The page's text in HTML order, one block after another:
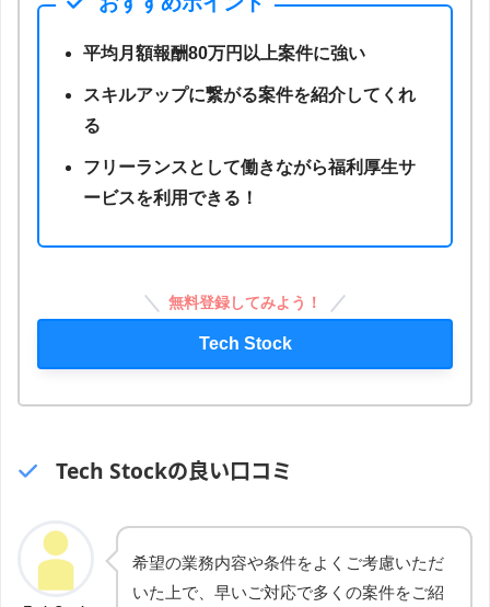
平均月額報酬80万円以上案件に強い
スキルアップに繋がる案件を紹介してくれ
る
フリーランスとして働きながら福利厚生サ
ービスを利用できる！
無料登録してみよう！
Tech Stock
Tech Stockの良い口コミ
希望の業務内容や条件をよくご考慮いただ
いた上で、早いご対応で多くの案件をご紹